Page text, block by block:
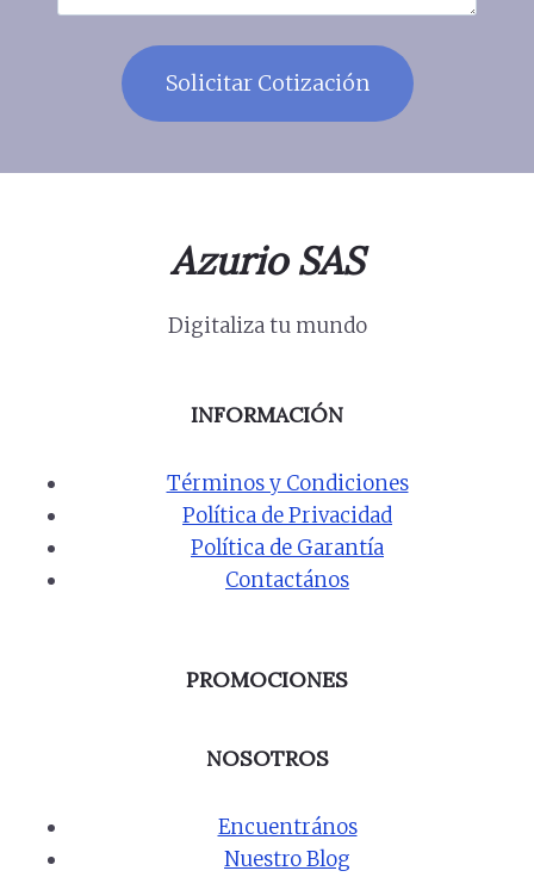
Azurio SAS
Digitaliza tu mundo
INFORMACIÓN
Términos y Condiciones
Política de Privacidad
Política de Garantía
Contactános
PROMOCIONES
NOSOTROS
Encuentrános
Nuestro Blog